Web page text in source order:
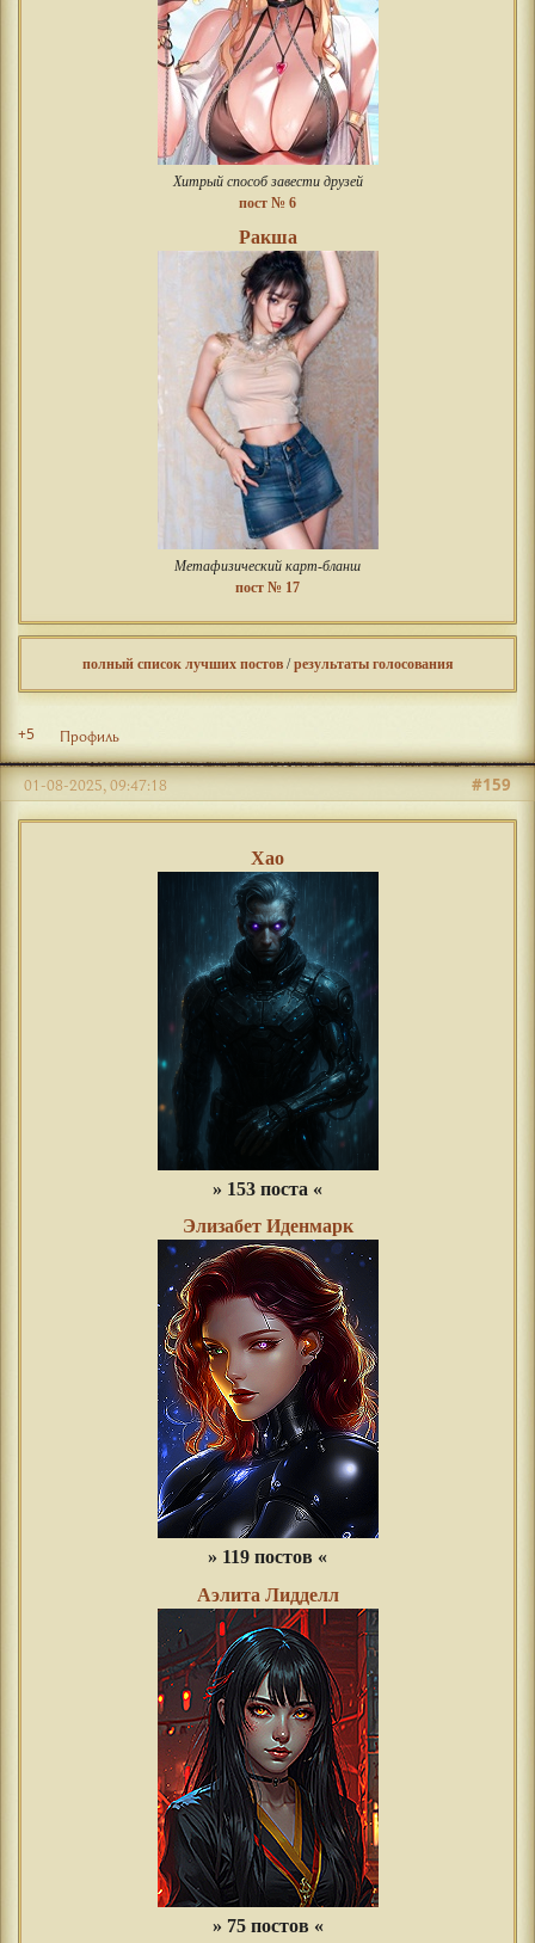
Хитрый способ завести друзей
пост № 6
Ракша
Метафизический карт-бланш
пост № 17
полный список лучших постов/результаты голосования
+5 Профиль
#159
01-08-2025, 09:47:18
Хао
» 153 поста «
Элизабет Иденмарк
» 119 постов «
Аэлита Лидделл
» 75 постов «